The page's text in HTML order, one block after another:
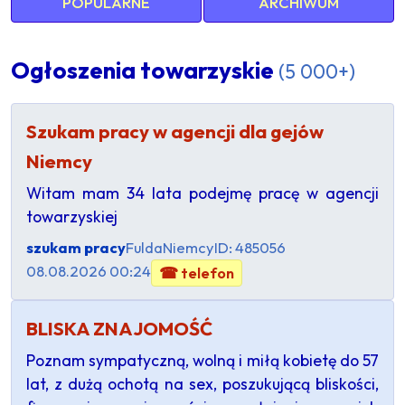
Ogłoszenia towarzyskie (5 000+)
Szukam pracy w agencji dla gejów
Niemcy
Witam mam 34 lata podejmę pracę w agencji
towarzyskiej
szukam pracyFuldaNiemcyID: 485056
08.08.2026 00:24 ☎ telefon
BLISKA ZNAJOMOŚĆ
​Poznam sympatyczną, wolną i miłą kobietę do 57
lat, z dużą ochotą na sex, poszukującą bliskości,